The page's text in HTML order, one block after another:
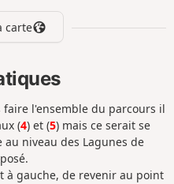
carte
l'ensemble du parcours il
(4) et (5) mais ce serait se
niveau des Lagunes de
à gauche, de revenir au point